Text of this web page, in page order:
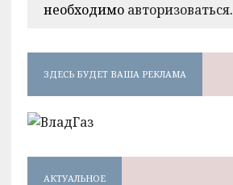
необходимо авторизоваться.
ЗДЕСЬ БУДЕТ ВАША РЕКЛАМА
АКТУАЛЬНОЕ